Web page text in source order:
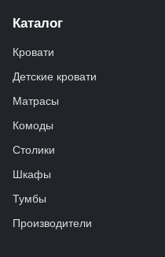
Каталог
Кровати
Детские кровати
Матрасы
Комоды
Столики
Шкафы
Тумбы
Производители